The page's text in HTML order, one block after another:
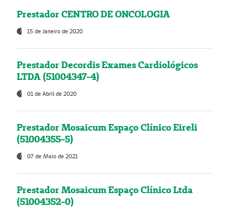
Prestador CENTRO DE ONCOLOGIA
15 de Janeiro de 2020
Prestador Decordis Exames Cardiológicos
LTDA (51004347-4)
01 de Abril de 2020
Prestador Mosaicum Espaço Clínico Eireli
(51004355-5)
07 de Maio de 2021
Prestador Mosaicum Espaço Clínico Ltda
(51004352-0)